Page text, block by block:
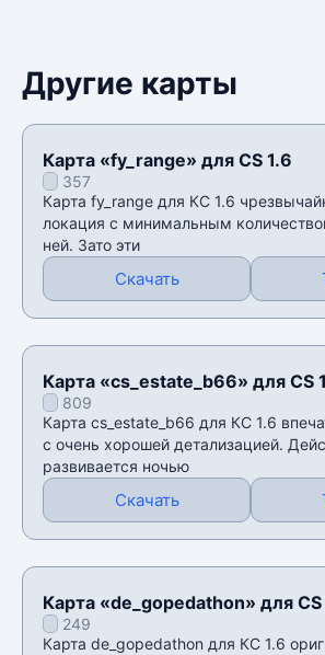
Другие карты
Карта «fy_range» для CS 1.6
357
Карта fy_range для КС 1.6
локация с минимальным
ней. Зато эти
Скачать
Карта «cs_estate_b66» для CS
809
Карта cs_estate_b66 для КС 1.6
с очень хорошей детализацией.
развивается ночью
Скачать
Карта «de_gopedathon» для CS
249
Карта de_gopedathon для КС 1.6